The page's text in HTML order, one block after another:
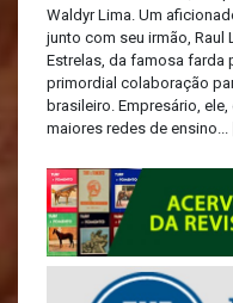
Waldyr Lima. Um
junto com seu irmão, Raul
Estrelas, da famosa farda
primordial colaboração
brasileiro. Empresário,
maiores redes de ensino...